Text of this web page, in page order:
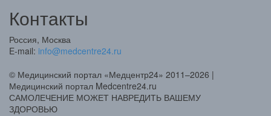
Контакты
Россия, Москва
E-mail: info@medcentre24.ru
© Медицинский портал «Медцентр24» 2011–2026 |
Медицинский портал Medcentre24.ru
САМОЛЕЧЕНИЕ МОЖЕТ НАВРЕДИТЬ ВАШЕМУ
ЗДОРОВЬЮ